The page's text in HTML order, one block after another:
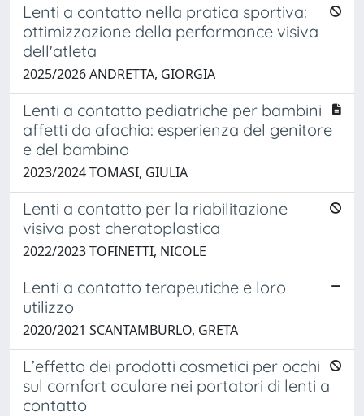
Lenti a contatto nella pratica sportiva:
ottimizzazione della performance visiva
dell'atleta
2025/2026 ANDRETTA, GIORGIA
Lenti a contatto pediatriche per bambini
affetti da afachia: esperienza del genitore
e del bambino
2023/2024 TOMASI, GIULIA
Lenti a contatto per la riabilitazione
visiva post cheratoplastica
2022/2023 TOFINETTI, NICOLE
Lenti a contatto terapeutiche e loro
utilizzo
2020/2021 SCANTAMBURLO, GRETA
L’effetto dei prodotti cosmetici per occhi
sul comfort oculare nei portatori di lenti a
contatto